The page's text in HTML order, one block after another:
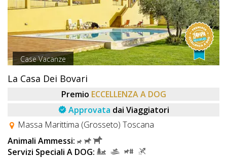
Case Vacanze
La Casa Dei Bovari
Premio ECCELLENZA A DOG
Approvata dai Viaggiatori
Massa Marittima (Grosseto) Toscana
Animali Ammessi:
Servizi Speciali A DOG: